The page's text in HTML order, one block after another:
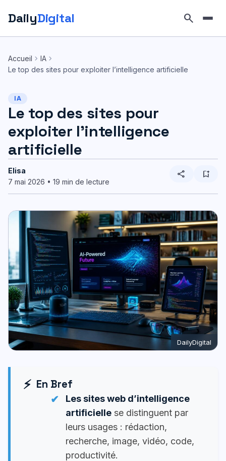
DailyDigital search
contenu
Accueil chevron_right IA chevron_right
Le top des sites pour exploiter l’intelligence artificielle
IA
Le top des sites pour
exploiter l’intelligence
artificielle
Elisa
7 mai 2026 • 19 min de lecture
share bookmark_add
DailyDigital
En Bref
Les sites web d’intelligence
artificielle se distinguent par
leurs usages : rédaction,
recherche, image, vidéo, code,
productivité.